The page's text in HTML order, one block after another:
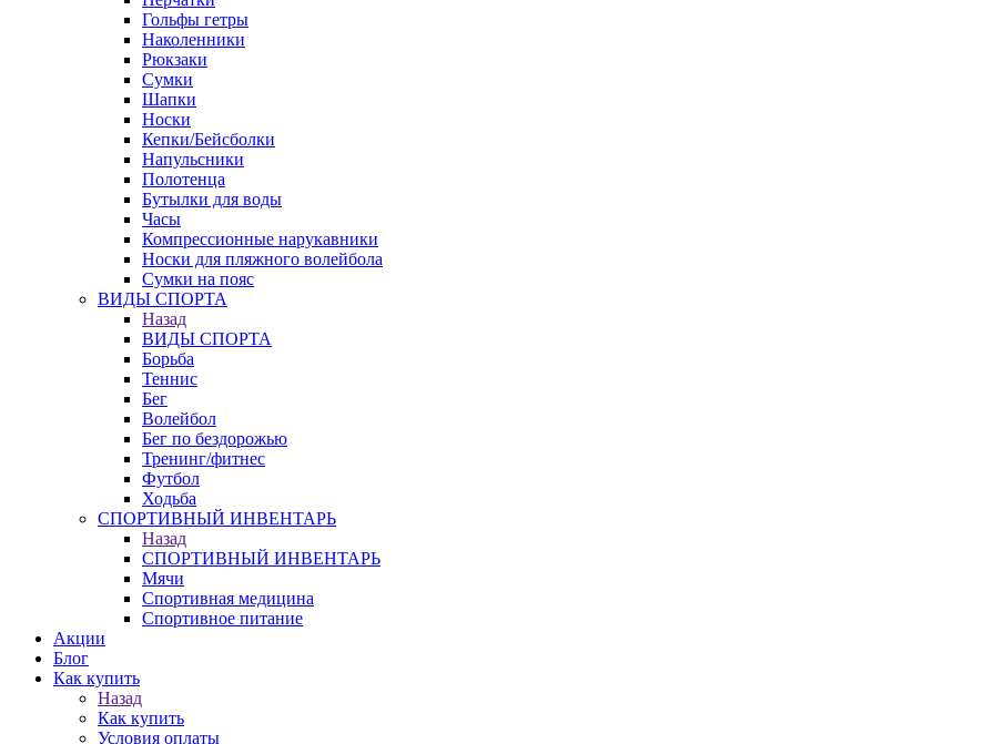
Гольфы гетры
Наколенники
Рюкзаки
Сумки
Шапки
Носки
Кепки/Бейсболки
Напульсники
Полотенца
Бутылки для воды
Часы
Компрессионные нарукавники
Носки для пляжного волейбола
Сумки на пояс
ВИДЫ СПОРТА
Назад
ВИДЫ СПОРТА
Борьба
Теннис
Бег
Волейбол
Бег по бездорожью
Тренинг/фитнес
Футбол
Ходьба
СПОРТИВНЫЙ ИНВЕНТАРЬ
Назад
СПОРТИВНЫЙ ИНВЕНТАРЬ
Мячи
Спортивная медицина
Спортивное питание
Акции
Блог
Как купить
Назад
Как купить
Условия оплаты